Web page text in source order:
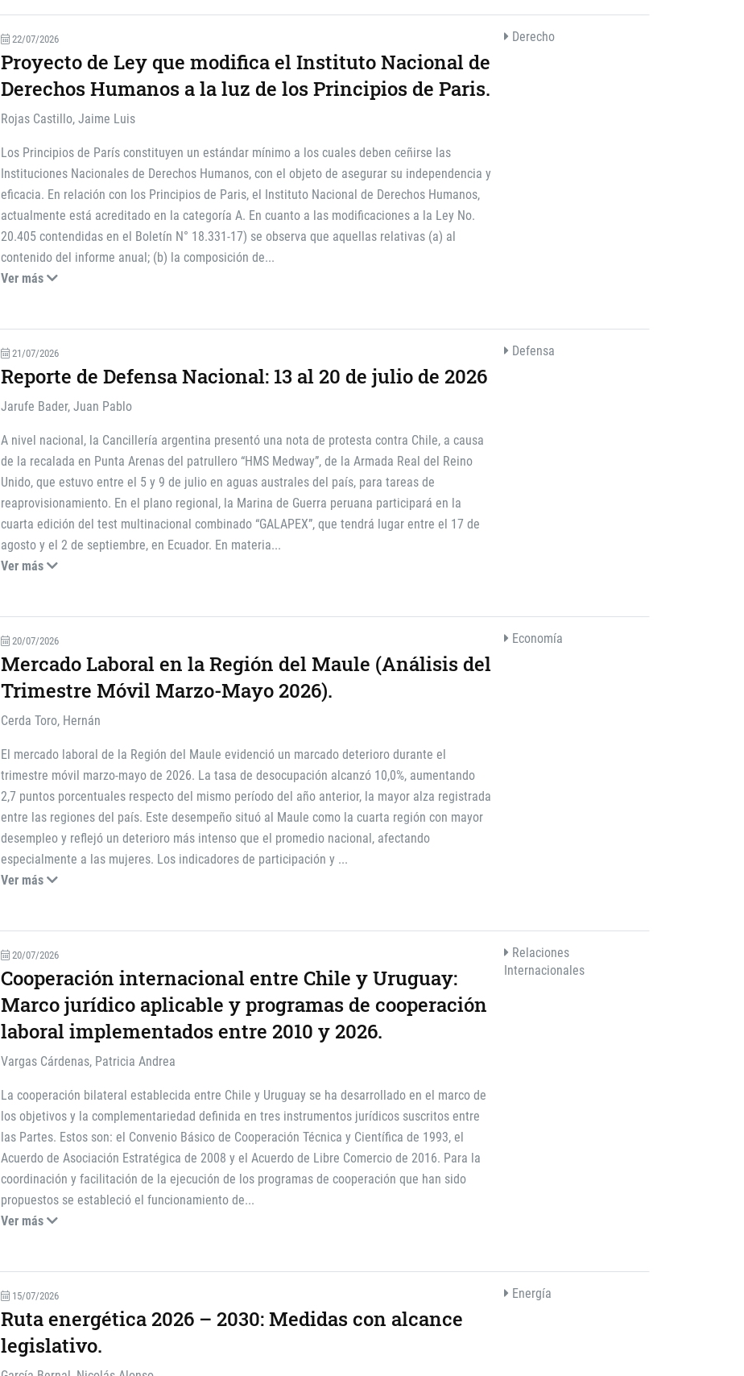
22/07/2026
Proyecto de Ley que modifica el Instituto Nacional de
Derechos Humanos a la luz de los Principios de Paris.
Rojas Castillo, Jaime Luis
Los Principios de París constituyen un estándar mínimo a los cuales deben ceñirse las
Instituciones Nacionales de Derechos Humanos, con el objeto de asegurar su independencia y
eficacia. En relación con los Principios de Paris, el Instituto Nacional de Derechos Humanos,
actualmente está acreditado en la categoría A. En cuanto a las modificaciones a la Ley No.
20.405 contendidas en el Boletín N° 18.331-17) se observa que aquellas relativas (a) al
contenido del informe anual; (b) la composición de...
Ver más
Derecho
21/07/2026
Reporte de Defensa Nacional: 13 al 20 de julio de 2026
Jarufe Bader, Juan Pablo
A nivel nacional, la Cancillería argentina presentó una nota de protesta contra Chile, a causa
de la recalada en Punta Arenas del patrullero “HMS Medway”, de la Armada Real del Reino
Unido, que estuvo entre el 5 y 9 de julio en aguas australes del país, para tareas de
reaprovisionamiento. En el plano regional, la Marina de Guerra peruana participará en la
cuarta edición del test multinacional combinado “GALAPEX”, que tendrá lugar entre el 17 de
agosto y el 2 de septiembre, en Ecuador. En materia...
Ver más
Defensa
20/07/2026
Mercado Laboral en la Región del Maule (Análisis del
Trimestre Móvil Marzo-Mayo 2026).
Cerda Toro, Hernán
El mercado laboral de la Región del Maule evidenció un marcado deterioro durante el
trimestre móvil marzo-mayo de 2026. La tasa de desocupación alcanzó 10,0%, aumentando
2,7 puntos porcentuales respecto del mismo período del año anterior, la mayor alza registrada
entre las regiones del país. Este desempeño situó al Maule como la cuarta región con mayor
desempleo y reflejó un deterioro más intenso que el promedio nacional, afectando
especialmente a las mujeres. Los indicadores de participación y ...
Ver más
Economía
20/07/2026
Cooperación internacional entre Chile y Uruguay:
Marco jurídico aplicable y programas de cooperación
laboral implementados entre 2010 y 2026.
Vargas Cárdenas, Patricia Andrea
La cooperación bilateral establecida entre Chile y Uruguay se ha desarrollado en el marco de
los objetivos y la complementariedad definida en tres instrumentos jurídicos suscritos entre
las Partes. Estos son: el Convenio Básico de Cooperación Técnica y Científica de 1993, el
Acuerdo de Asociación Estratégica de 2008 y el Acuerdo de Libre Comercio de 2016. Para la
coordinación y facilitación de la ejecución de los programas de cooperación que han sido
propuestos se estableció el funcionamiento de...
Ver más
Relaciones
Internacionales
15/07/2026
Ruta energética 2026 – 2030: Medidas con alcance
legislativo.
Energía